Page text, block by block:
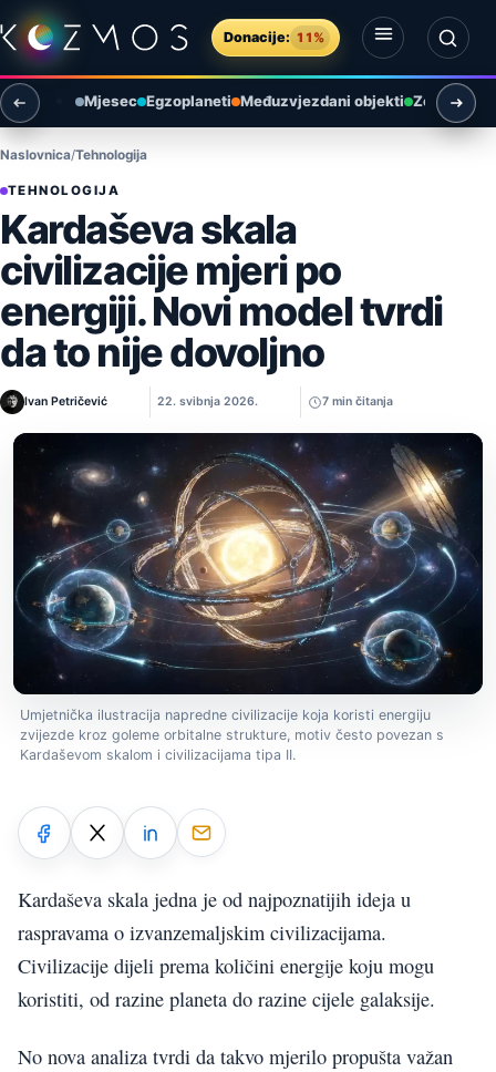
Preskoči na sadržaj
Donacije: 11%
Otvori izbornik
Otvori pretragu
Mjesec Egzoplaneti Međuzvjezdani objekti Zemlja i
Naslovnica Tehnologija
TEHNOLOGIJA
Kardaševa skala
civilizacije mjeri po
energiji. Novi model tvrdi
da to nije dovoljno
Ivan Petričević 22. svibnja 2026. 7 min čitanja
Umjetnička ilustracija napredne civilizacije koja koristi energiju
zvijezde kroz goleme orbitalne strukture, motiv često povezan s
Kardaševom skalom i civilizacijama tipa II.
Kardaševa skala jedna je od najpoznatijih ideja u
raspravama o izvanzemaljskim civilizacijama.
Civilizacije dijeli prema količini energije koju mogu
koristiti, od razine planeta do razine cijele galaksije.
No nova analiza tvrdi da takvo mjerilo propušta važan